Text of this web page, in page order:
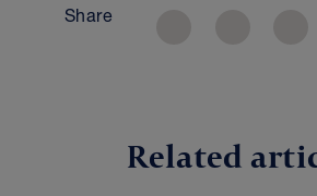
Share
Related